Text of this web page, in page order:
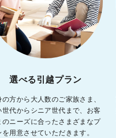
選べる引越プラン
方から大人数のご家族さま、
世代からシニア世代まで、お客
のニーズに合ったさまざまなプ
を用意させていただきます。